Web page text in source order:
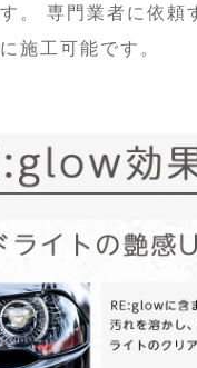
。 専門業者に依頼
施工可能です。